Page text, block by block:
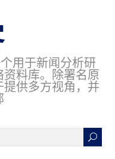
个用于新闻分析研
料库。除署名原
供多方视角，并